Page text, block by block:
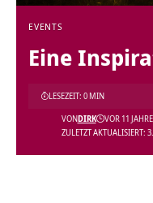
EVENTS
Eine
ZULETZT AKTUALISIERT:
VONDIRK VOR 11
LESEZEIT: 0 MIN